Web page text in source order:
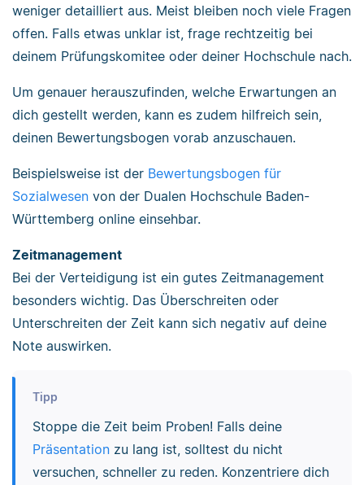
weniger detailliert aus. Meist bleiben noch viele Fragen
offen. Falls etwas unklar ist, frage rechtzeitig bei
deinem Prüfungskomitee oder deiner Hochschule nach.
Um genauer herauszufinden, welche Erwartungen an
dich gestellt werden, kann es zudem hilfreich sein,
deinen Bewertungsbogen vorab anzuschauen.
Beispielsweise ist der Bewertungsbogen für
Sozialwesen von der Dualen Hochschule Baden-
Württemberg online einsehbar.
Zeitmanagement
Bei der Verteidigung ist ein gutes Zeitmanagement
besonders wichtig. Das Überschreiten oder
Unterschreiten der Zeit kann sich negativ auf deine
Note auswirken.
Tipp
Stoppe die Zeit beim Proben! Falls deine
Präsentationzu lang ist, solltest du nicht
versuchen, schneller zu reden. Konzentriere dich